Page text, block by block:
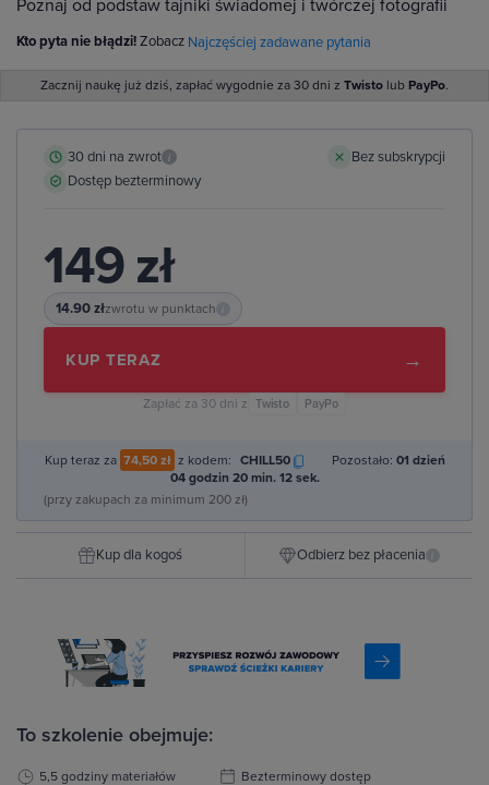
Poznaj od podstaw tajniki świadomej i twórczej fotografii
Kto pyta nie błądzi!Zobacz Najczęściej zadawane pytania
Zacznij naukę już dziś, zapłać wygodnie za 30 dni z Twisto lub PayPo.
30 dni na zwrot i
Bez subskrypcji
Dostęp bezterminowy
149 zł
14.90 złzwrotu w punktach
KUP TERAZ →
Zapłać za 30 dni z Twisto PayPo
Kup teraz za 74,50 zł z kodem: CHILL50 Pozostało: 01 dzień
04 godzin 20 min. 10 sek.
(przy zakupach za minimum 200 zł)
Kup dla kogoś Odbierz bez płacenia i
To szkolenie obejmuje:
5,5 godziny materiałów
Bezterminowy dostęp